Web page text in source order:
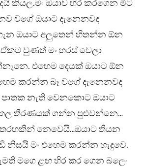
කියල.මං ඔයාව හිර කරගෙන මිට
වගේ ඔයාට දැනෙනවද
ඔයාට අලුතෙන් හිතන්න ඕන
වුණත් මං හරස් වෙලා
එහෙම දෙයක් ඔයාට ඕන
කරන්න බෑ වගේ දැනෙනවද
පාතක නැති වෙනකොට ඔයාට
තීරණයක් ගන්න පුළුවන්නෙ…
නෙවෙයි…ඔයාට තියන
නිසයි මං එහෙම කරන්න හැදුවෙ.
මගෙ ළඟ හිර කර ගෙන බලෙං